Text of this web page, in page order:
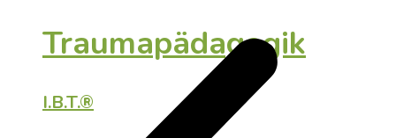
Traumapädagogik
I.B.T.®